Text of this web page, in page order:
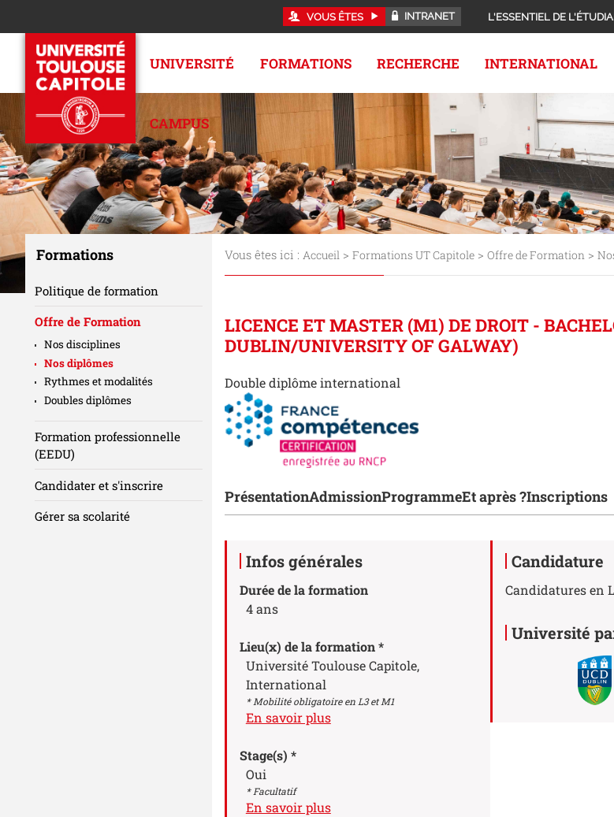
VOUS ÊTES INTRANET L'ESSENTIEL DE
UNIVERSITÉ FORMATIONS RECHERCHE INTERNATIONAL
CAMPUS
Vous êtes ici : Accueil> Formations UT Capitole> Offre de Formation>
LICENCE ET MASTER (M1) DE DROIT -
DUBLIN/UNIVERSITY OF GALWAY)
Double diplôme international
Accéder aux sections de la fiche
PrésentationAdmissionProgrammeEt après ?Inscriptions
Infos générales
Durée de la formation
4 ans
Lieu(x) de la formation *
Université Toulouse Capitole,
International
* Mobilité obligatoire en L3 et M1
En savoir plusà propos des Lieu(x) de la formation
Stage(s) *
Oui
* Facultatif
En savoir plusà propos des Stage(s)
Candidature
Candidatures en
Université
Formations
Politique de formation
Offre de Formation
Nos disciplines
Nos diplômes
Rythmes et modalités
Doubles diplômes
Formation professionnelle
(EEDU)
Candidater et s'inscrire
Gérer sa scolarité